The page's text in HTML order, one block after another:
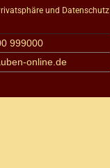
und Datenschutz
999000
online.de